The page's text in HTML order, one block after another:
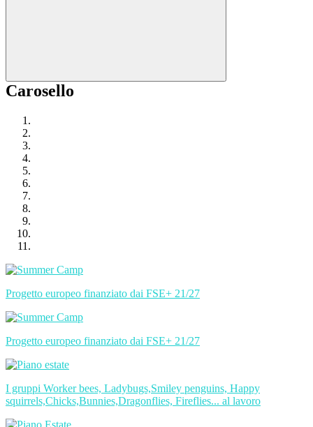
Carosello
Progetto europeo finanziato dai FSE+ 21/27
Progetto europeo finanziato dai FSE+ 21/27
I gruppi Worker bees, Ladybugs,Smiley penguins, Happy
squirrels,Chicks,Bunnies,Dragonflies, Fireflies... al lavoro